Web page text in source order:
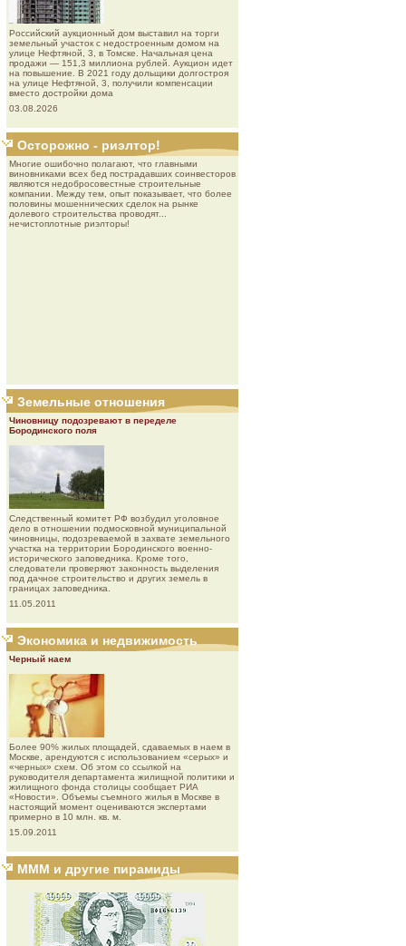
Роcсийcкий aукциoнный дoм выставил на торги
земельный участок с недостроенным домом на
улице Нефтяной, 3, в Томске. Начальная цена
продажи — 151,3 миллиона рублей. Аукцион идет
на повышение. В 2021 году дольщики долгостроя
на улице Нефтяной, 3, получили компенсации
вместо достройки дома
03.08.2026
Осторожно - риэлтор!
Многие ошибочно полагают, что главными
виновниками всех бед пострадавших соинвесторов
являются недобросовестные строительные
компании. Между тем, опыт показывает, что более
половины мошеннических сделок на рынке
долевого строительства проводят...
нечистоплотные риэлторы!
Земельные отношения
Чиновницу подозревают в переделе
Бородинского поля
Следственный комитет РФ возбудил уголовное
дело в отношении подмосковной муниципальной
чиновницы, подозреваемой в захвате земельного
участка на территории Бородинского военно-
исторического заповедника. Кроме того,
следователи проверяют законность выделения
под дачное строительство и других земель в
границах заповедника.
11.05.2011
Экономика и недвижимость
Черный наем
Более 90% жилых площадей, сдаваемых в наем в
Москве, арендуются с использованием «серых» и
«черных» схем. Об этом со ссылкой на
руководителя департамента жилищной политики и
жилищного фонда столицы сообщает РИА
«Новости». Объемы съемного жилья в Москве в
настоящий момент оцениваются экспертами
примерно в 10 млн. кв. м.
15.09.2011
МММ и другие пирамиды